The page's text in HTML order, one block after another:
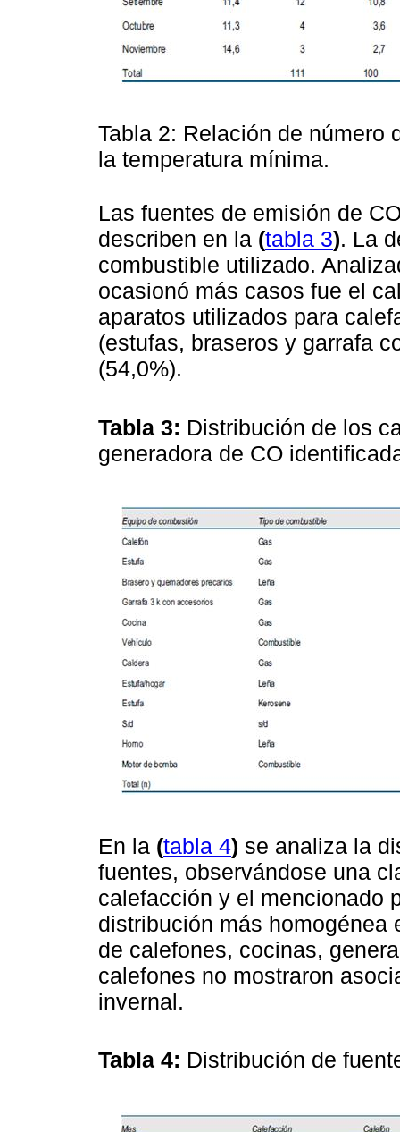
Tabla 2: Relación de número
la temperatura mínima.
Las fuentes de emisión de
describen en la (tabla 3). La
combustible utilizado.
ocasionó más casos fue el
aparatos utilizados para
(estufas, braseros y garrafa
(54,0%).
Tabla 3: Distribución de los
generadora de CO
En la (tabla 4) se analiza la
fuentes, observándose una
calefacción y el mencionado
distribución más homogénea
de calefones, cocinas,
calefones no mostraron
invernal.
Tabla 4: Distribución de